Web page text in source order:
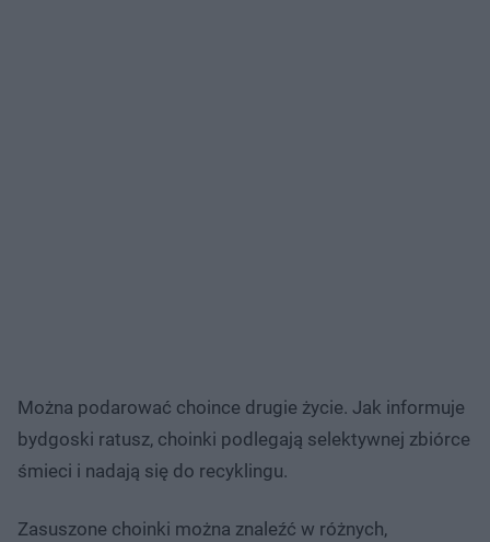
Można podarować choince drugie życie. Jak informuje
bydgoski ratusz, choinki podlegają selektywnej zbiórce
śmieci i nadają się do recyklingu.
Zasuszone choinki można znaleźć w różnych,